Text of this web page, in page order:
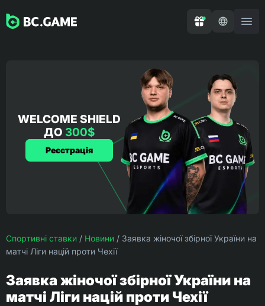
WELCOME SHIELD
ДО 300$
Реєстрація
Спортивні ставки / Новини / Заявка жіночої збірної України на
матчі Ліги націй проти Чехії
Заявка жіночої збірної України на
матчі Ліги націй проти Чехії